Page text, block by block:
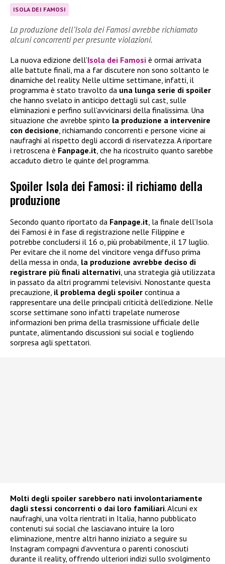
ISOLA DEI FAMOSI
La produzione dell’Isola dei Famosi avrebbe richiamato
alcuni concorrenti per presunte violazioni.
La nuova edizione dell’Isola dei Famosi è ormai arrivata
alle battute finali, ma a far discutere non sono soltanto le
dinamiche del reality. Nelle ultime settimane, infatti, il
programma è stato travolto da una lunga serie di spoiler
che hanno svelato in anticipo dettagli sul cast, sulle
eliminazioni e perfino sull’avvicinarsi della finalissima. Una
situazione che avrebbe spinto la produzione a intervenire
con decisione, richiamando concorrenti e persone vicine ai
naufraghi al rispetto degli accordi di riservatezza. A riportare
i retroscena è Fanpage.it, che ha ricostruito quanto sarebbe
accaduto dietro le quinte del programma.
Spoiler Isola dei Famosi: il richiamo della
produzione
Secondo quanto riportato da Fanpage.it, la finale dell’Isola
dei Famosi è in fase di registrazione nelle Filippine e
potrebbe concludersi il 16 o, più probabilmente, il 17 luglio.
Per evitare che il nome del vincitore venga diffuso prima
della messa in onda, la produzione avrebbe deciso di
registrare più finali alternativi, una strategia già utilizzata
in passato da altri programmi televisivi. Nonostante questa
precauzione, il problema degli spoiler continua a
rappresentare una delle principali criticità dell’edizione. Nelle
scorse settimane sono infatti trapelate numerose
informazioni ben prima della trasmissione ufficiale delle
puntate, alimentando discussioni sui social e togliendo
sorpresa agli spettatori.
Molti degli spoiler sarebbero nati involontariamente
dagli stessi concorrenti o dai loro familiari. Alcuni ex
naufraghi, una volta rientrati in Italia, hanno pubblicato
contenuti sui social che lasciavano intuire la loro
eliminazione, mentre altri hanno iniziato a seguire su
Instagram compagni d’avventura o parenti conosciuti
durante il reality, offrendo ulteriori indizi sullo svolgimento